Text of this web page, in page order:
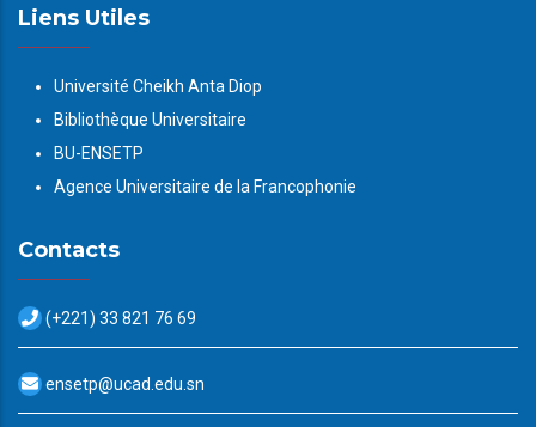
Liens Utiles
Université Cheikh Anta Diop
Bibliothèque Universitaire
BU-ENSETP
Agence Universitaire de la Francophonie
Contacts
(+221) 33 821 76 69
ensetp@ucad.edu.sn